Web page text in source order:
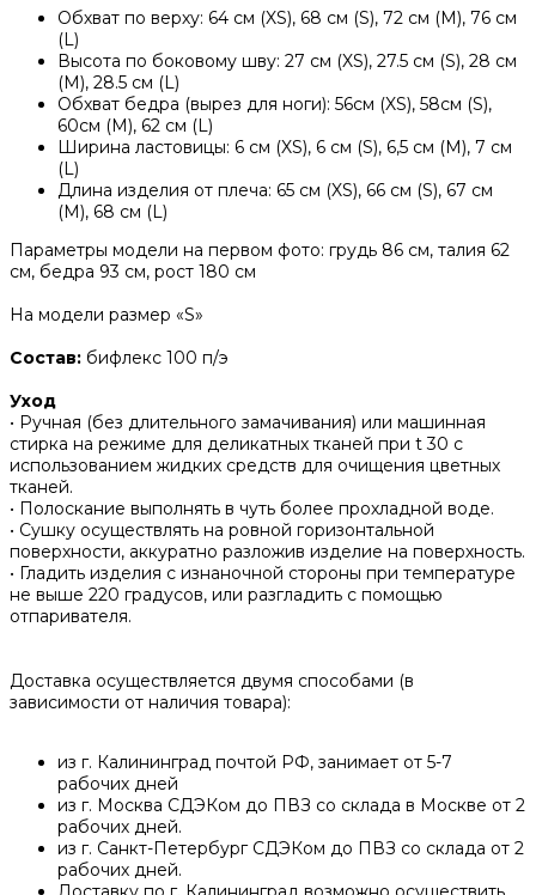
Обхват по верху: 64 см (XS), 68 см (S), 72 см (M), 76 см
(L)
Высота по боковому шву: 27 см (XS), 27.5 см (S), 28 см
(M), 28.5 см (L)
Обхват бедра (вырез для ноги): 56см (XS), 58см (S),
60см (M), 62 см (L)
Ширина ластовицы: 6 см (XS), 6 см (S), 6,5 см (M), 7 см
(L)
Длина изделия от плеча: 65 см (XS), 66 см (S), 67 см
(M), 68 см (L)
Параметры модели на первом фото: грудь 86 см, талия 62
см, бедра 93 см, рост 180 см
На модели размер «S»
Состав: бифлекс 100 п/э
Уход
• Ручная (без длительного замачивания) или машинная
стирка на режиме для деликатных тканей при t 30 с
использованием жидких средств для очищения цветных
тканей.
• Полоскание выполнять в чуть более прохладной воде.
• Сушку осуществлять на ровной горизонтальной
поверхности, аккуратно разложив изделие на поверхность.
• Гладить изделия с изнаночной стороны при температуре
не выше 220 градусов, или разгладить с помощью
отпаривателя.
Доставка осуществляется двумя способами (в
зависимости от наличия товара):
из г. Калининград почтой РФ, занимает от 5-7
рабочих дней
из г. Москва СДЭКом до ПВЗ со склада в Москве от 2
рабочих дней.
из г. Санкт-Петербург СДЭКом до ПВЗ со склада от 2
рабочих дней.